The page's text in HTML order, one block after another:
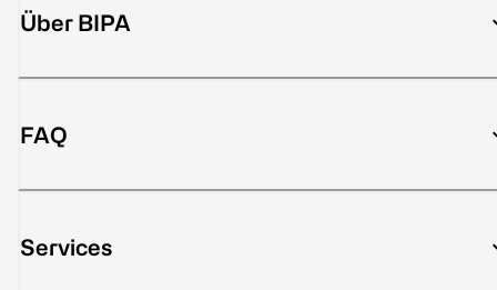
Über BIPA
FAQ
Services